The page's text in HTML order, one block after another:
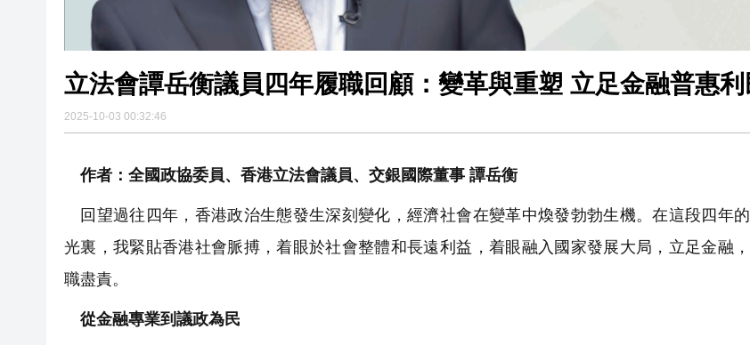
立法會譚岳衡議員四年履職回顧：變革與重塑 立足金融普惠
2025-10-03 00:32:46
作者：全國政協委員、香港立法會議員、交銀國際董事 譚岳衡
回望過往四年，香港政治生態發生深刻變化，經濟社會在變革中煥發勃勃生機。在這段四年
光裏，我緊貼香港社會脈搏，着眼於社會整體和長遠利益，着眼融入國家發展大局，立足金融
職盡責。
從金融專業到議政為民